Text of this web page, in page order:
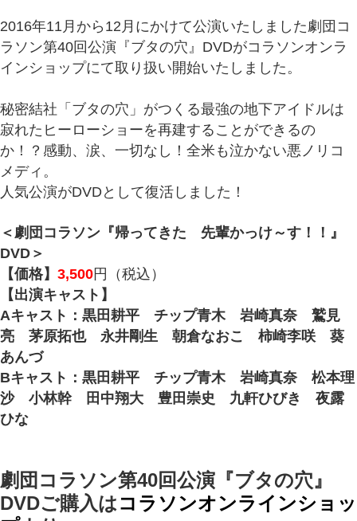
2016年11月から12月にかけて公演いたしました劇団コ
ラソン第40回公演『ブタの穴』DVDがコラソンオンラ
インショップにて取り扱い開始いたしました。
秘密結社「ブタの穴」がつくる最強の地下アイドルは
寂れたヒーローショーを再建することができるの
か！？感動、涙、一切なし！全米も泣かない悪ノリコ
メディ。
人気公演がDVDとして復活しました！
＜劇団コラソン『帰ってきた 先輩かっけ～す！！』
DVD＞
【価格】 3,500円（税込）
【出演キャスト】
Aキャスト：黒田耕平 チップ青木 岩崎真奈 鷲見
亮 茅原拓也 永井剛生 朝倉なおこ 柿崎李咲 葵
あんづ
Bキャスト：黒田耕平 チップ青木 岩崎真奈 松本理
沙 小林幹 田中翔大 豊田崇史 九軒ひびき 夜露
ひな
劇団コラソン第40回公演『ブタの穴』
DVDご購入はコラソンオンラインショッ